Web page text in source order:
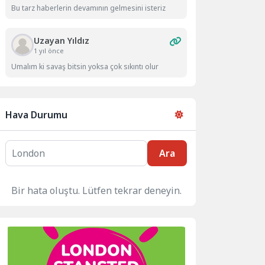
Bu tarz haberlerin devamının gelmesini isteriz
Uzayan Yıldız
1 yıl önce
Umalım ki savaş bitsin yoksa çok sıkıntı olur
Hava Durumu
Ara
Bir hata oluştu. Lütfen tekrar deneyin.